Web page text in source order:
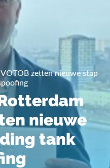
zetten nieuwe stap
nieuwe
tank